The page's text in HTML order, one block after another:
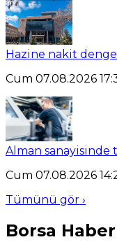
Hazine nakit
Cum 07.08.2026
Alman sanayisinde
Cum 07.08.2026
Tümünü gör ›
Borsa